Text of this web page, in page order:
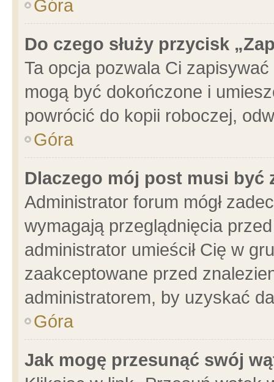
Góra
Do czego służy przycisk
Ta opcja pozwala Ci
mogą być dokończone i
powrócić do kopii roboczej,
Góra
Dlaczego mój post musi być
Administrator forum mógł
wymagają przeglądnięcia
administrator umieścił Cię w
zaakceptowane przed
administratorem, by uzyskać
Góra
Jak mogę przesunąć swój